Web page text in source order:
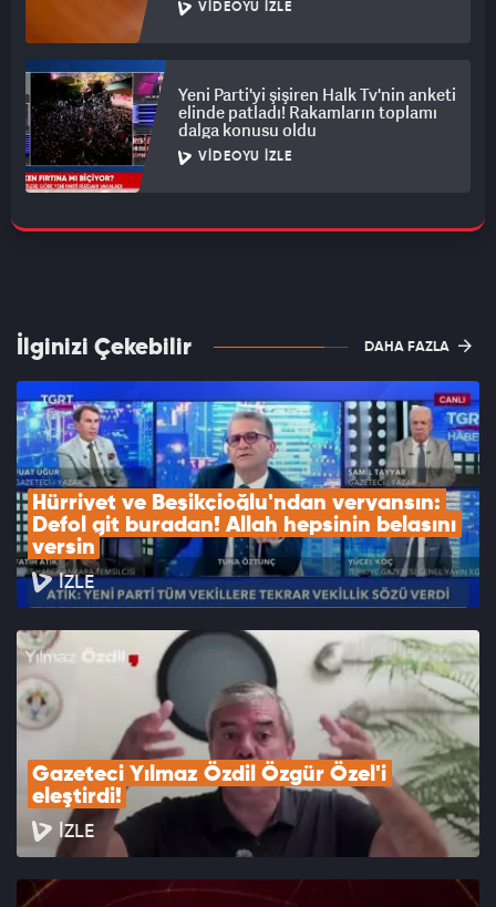
VIDEOYU İZLE
Yeni Parti'yi şişiren Halk Tv'nin anketi
elinde patladı! Rakamların toplamı
dalga konusu oldu
VIDEOYU İZLE
İlginizi Çekebilir DAHA FAZLA
Hürriyet ve Beşikçioğlu'ndan veryansın:
Defol git buradan! Allah hepsinin belasını
versin
İZLE
Gazeteci Yılmaz Özdil Özgür Özel'i
eleştirdi!
İZLE